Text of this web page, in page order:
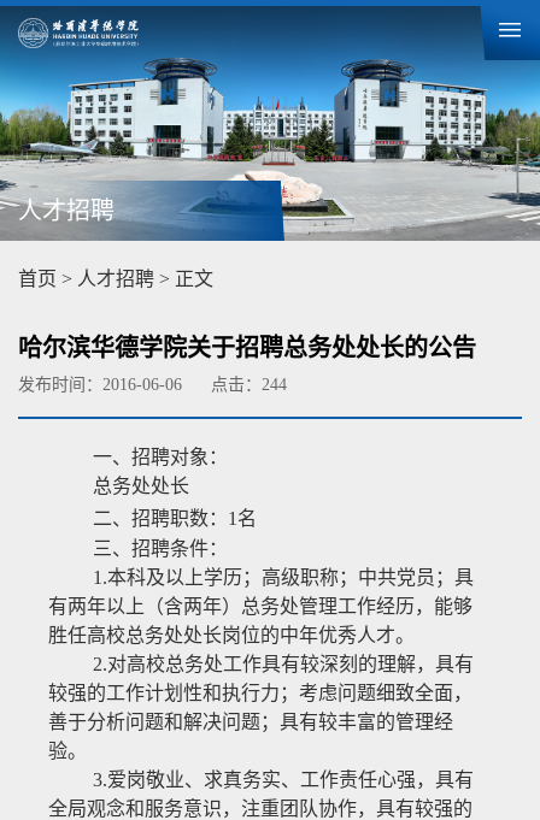
人才招聘
首页 > 人才招聘 > 正文
哈尔滨华德学院关于招聘总务处处长的公告
发布时间：2016-06-06 点击： 244
一、招聘对象：
总务处处长
二、招聘职数： 1名
三、招聘条件：
1.本科及以上学历；高级职称；中共党员；具
有两年以上（含两年）总务处管理工作经历， 能够
胜任高校总务处处长岗位的中年优秀人才。
2.对高校总务处工作具有较深刻的理解，具有
较强的工作计划性和执行力；考虑问题细致全面，
善于分析问题和解决问题；具有较丰富的管理经
验。
3.爱岗敬业、求真务实、 工作责任心强，具有
全局观念和服务意识，注重团队协作，具有较强的